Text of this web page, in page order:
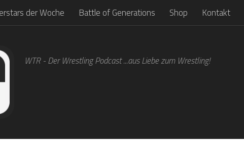
der Woche Battle of Generations Shop Kontakt
WTR - Der Wrestling Podcast ...aus Liebe zum Wrestling!